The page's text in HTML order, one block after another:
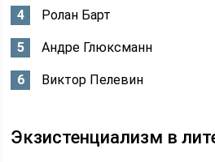
Ролан Барт
Андре Глюксманн
Виктор Пелевин
Экзистенциализм в